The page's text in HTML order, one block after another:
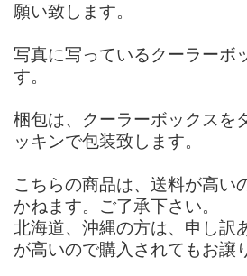
願い致します。
写真に写っているクーラーボ
す。
梱包は、クーラーボックスを
ッキンで包装致します。
こちらの商品は、送料が高い
かねます。ご了承下さい。
北海道、沖縄の方は、申し訳
が高いので購入されてもお譲